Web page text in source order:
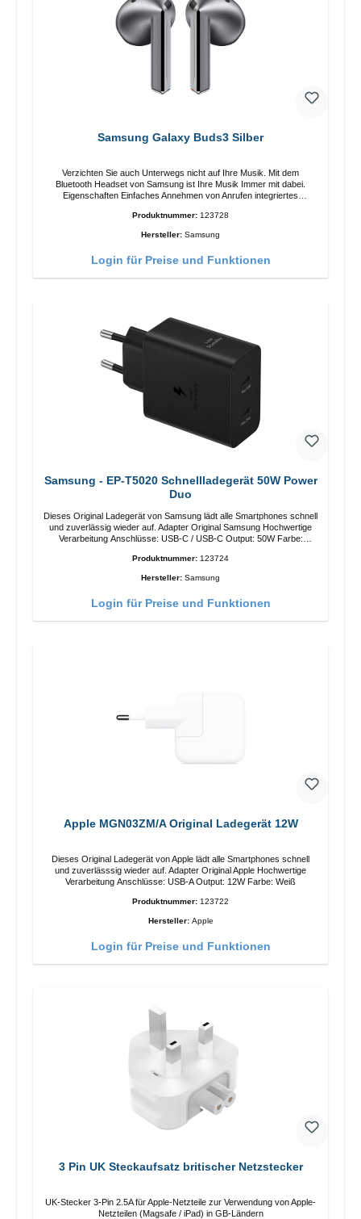
Samsung Galaxy Buds3 Silber
Verzichten Sie auch Unterwegs nicht auf Ihre Musik. Mit dem
Bluetooth Headset von Samsung ist Ihre Musik Immer mit dabei.
Eigenschaften Einfaches Annehmen von Anrufen integriertes
Technische Daten: Bluetooth: 5.4 Reichweite: 10m Ladezeit: 2h
Produktnummer: 123728
Hersteller: Samsung
Login für Preise und Funktionen
Samsung - EP-T5020 Schnellladegerät 50W Power
Duo
Dieses Original Ladegerät von Samsung lädt alle Smartphones schnell
und zuverlässig wieder auf. Adapter Original Samsung Hochwertige
Verarbeitung Anschlüsse: USB-C / USB-C Output: 50W Farbe:
Schwarz/li>
Produktnummer: 123724
Hersteller: Samsung
Login für Preise und Funktionen
Apple MGN03ZM/A Original Ladegerät 12W
Dieses Original Ladegerät von Apple lädt alle Smartphones schnell
und zuverlässsig wieder auf. Adapter Original Apple Hochwertige
Verarbeitung Anschlüsse: USB-A Output: 12W Farbe: Weiß
Produktnummer: 123722
Hersteller: Apple
Login für Preise und Funktionen
3 Pin UK Steckaufsatz britischer Netzstecker
UK-Stecker 3-Pin 2.5A für Apple-Netzteile zur Verwendung von Apple-
Netzteilen (Magsafe / iPad) in GB-Ländern